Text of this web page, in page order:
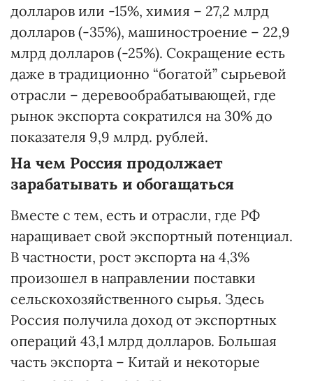
долларов или -15%, химия – 27,2 млрд
долларов (-35%), машиностроение – 22,9
млрд долларов (-25%). Сокращение есть
даже в традиционно “богатой” сырьевой
отрасли – деревообрабатывающей, где
рынок экспорта сократился на 30% до
показателя 9,9 млрд. рублей.
На чем Россия продолжает
зарабатывать и обогащаться
Вместе с тем, есть и отрасли, где РФ
наращивает свой экспортный потенциал.
В частности, рост экспорта на 4,3%
произошел в направлении поставки
сельскохозяйственного сырья. Здесь
Россия получила доход от экспортных
операций 43,1 млрд долларов. Большая
часть экспорта – Китай и некоторые